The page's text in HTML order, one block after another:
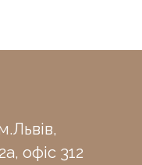
офіс 312